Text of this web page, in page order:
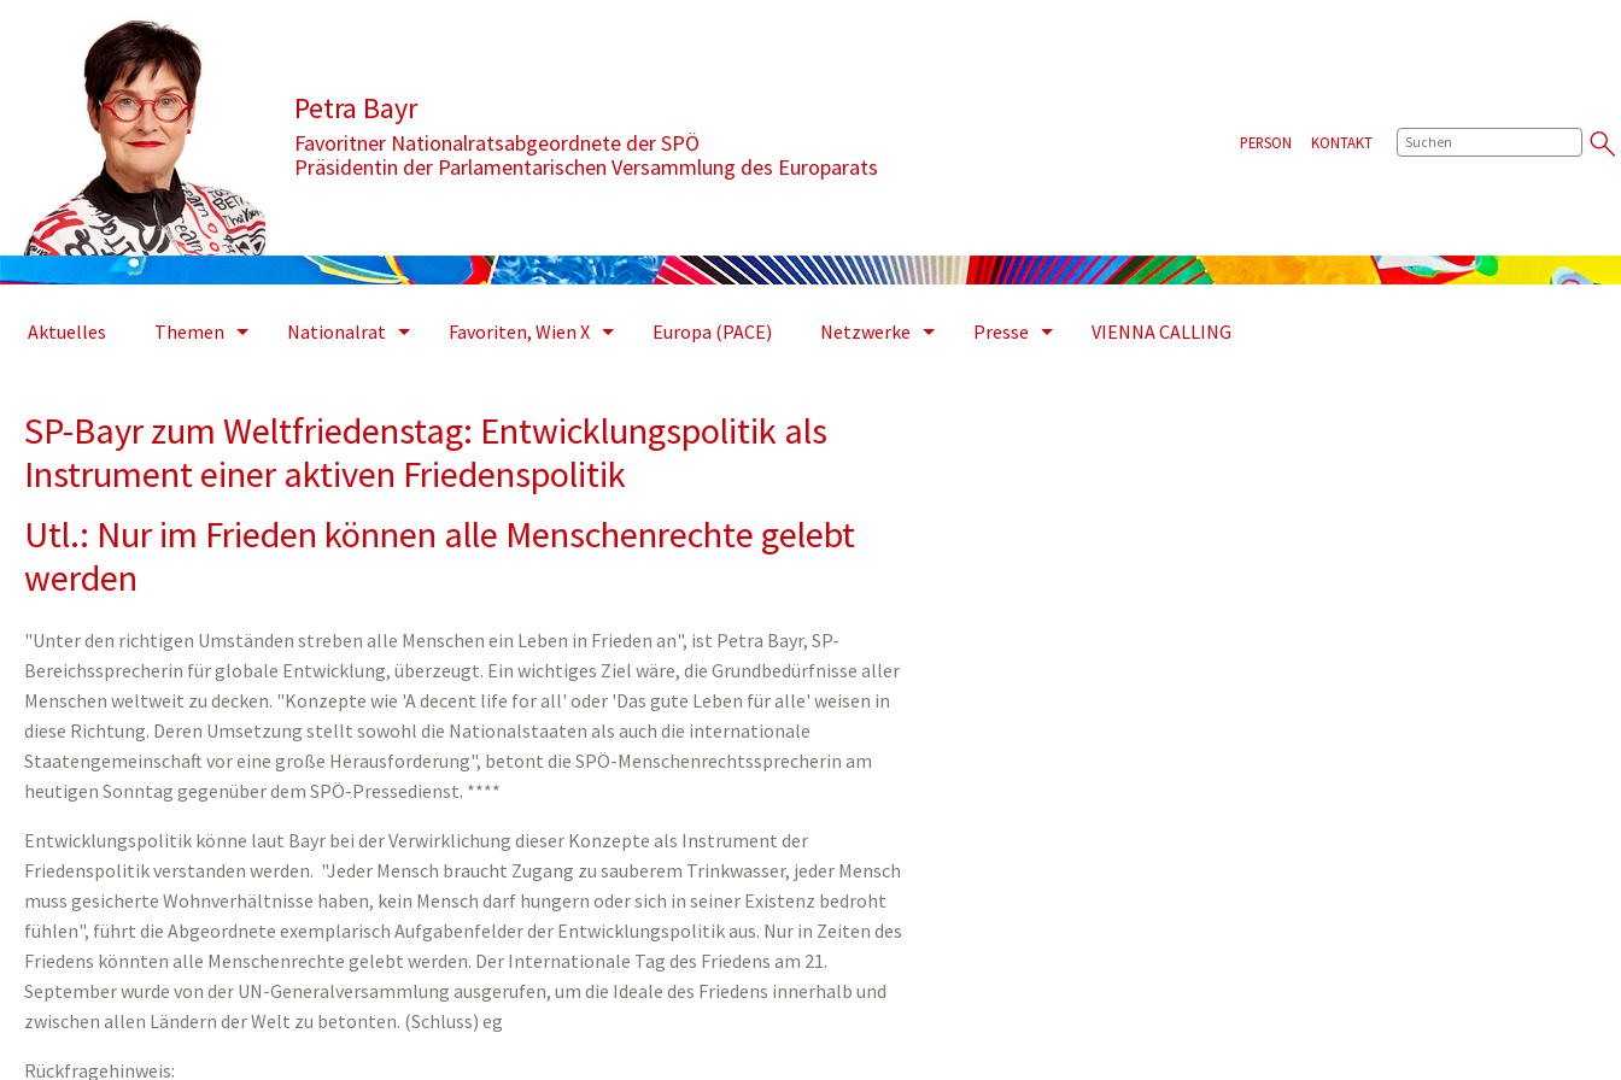
Petra Bayr
Favoritner Nationalratsabgeordnete der SPÖ
Präsidentin der Parlamentarischen Versammlung des Europarats
PERSON KONTAKTSUCHE
Aktuelles Themen Nationalrat Favoriten, Wien X Europa (PACE) Netzwerke Presse VIENNA CALLING
SP-Bayr zum Weltfriedenstag: Entwicklungspolitik als
Instrument einer aktiven Friedenspolitik
Utl.: Nur im Frieden können alle Menschenrechte gelebt
werden
"Unter den richtigen Umständen streben alle Menschen ein Leben in Frieden an", ist Petra Bayr, SP-
Bereichssprecherin für globale Entwicklung, überzeugt. Ein wichtiges Ziel wäre, die Grundbedürfnisse aller
Menschen weltweit zu decken. "Konzepte wie 'A decent life for all' oder 'Das gute Leben für alle' weisen in
diese Richtung. Deren Umsetzung stellt sowohl die Nationalstaaten als auch die internationale
Staatengemeinschaft vor eine große Herausforderung", betont die SPÖ-Menschenrechtssprecherin am
heutigen Sonntag gegenüber dem SPÖ-Pressedienst. ****
Entwicklungspolitik könne laut Bayr bei der Verwirklichung dieser Konzepte als Instrument der
Friedenspolitik verstanden werden. "Jeder Mensch braucht Zugang zu sauberem Trinkwasser, jeder Mensch
muss gesicherte Wohnverhältnisse haben, kein Mensch darf hungern oder sich in seiner Existenz bedroht
fühlen", führt die Abgeordnete exemplarisch Aufgabenfelder der Entwicklungspolitik aus. Nur in Zeiten des
Friedens könnten alle Menschenrechte gelebt werden. Der Internationale Tag des Friedens am 21.
September wurde von der UN-Generalversammlung ausgerufen, um die Ideale des Friedens innerhalb und
zwischen allen Ländern der Welt zu betonten. (Schluss) eg
Rückfragehinweis: